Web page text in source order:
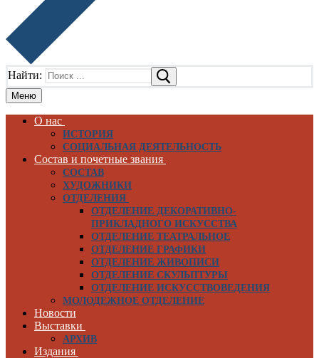
Найти:
Меню
О нас
ИСТОРИЯ
СОЦИАЛЬНАЯ ДЕЯТЕЛЬНОСТЬ
Состав и почетные звания
СОСТАВ
ХУДОЖНИКИ
ОТДЕЛЕНИЯ
ОТДЕЛЕНИЕ ДЕКОРАТИВНО-
ПРИКЛАДНОГО ИСКУССТВА
ОТДЕЛЕНИЕ ТЕАТРАЛЬНОЕ
ОТДЕЛЕНИЕ ГРАФИКИ
ОТДЕЛЕНИЕ ЖИВОПИСИ
ОТДЕЛЕНИЕ СКУЛЬПТУРЫ
ОТДЕЛЕНИЕ ИСКУССТВОВЕДЕНИЯ
МОЛОДЕЖНОЕ ОТДЕЛЕНИЕ
Новости
Выставки
АРХИВ
Издания